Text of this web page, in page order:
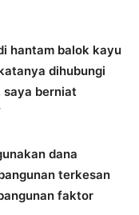
hantam balok kayu
dihubungi
saya berniat
dana
terkesan
faktor